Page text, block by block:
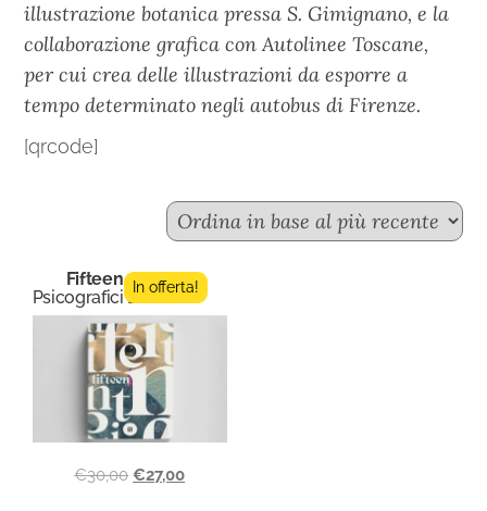
illustrazione botanica pressa S. Gimignano, e la
collaborazione grafica con Autolinee Toscane,
per cui crea delle illustrazioni da esporre a
tempo determinato negli autobus di Firenze.
[qrcode]
Fifteen n.2
Psicografici Editore
In offerta!
€30,00 €27,00